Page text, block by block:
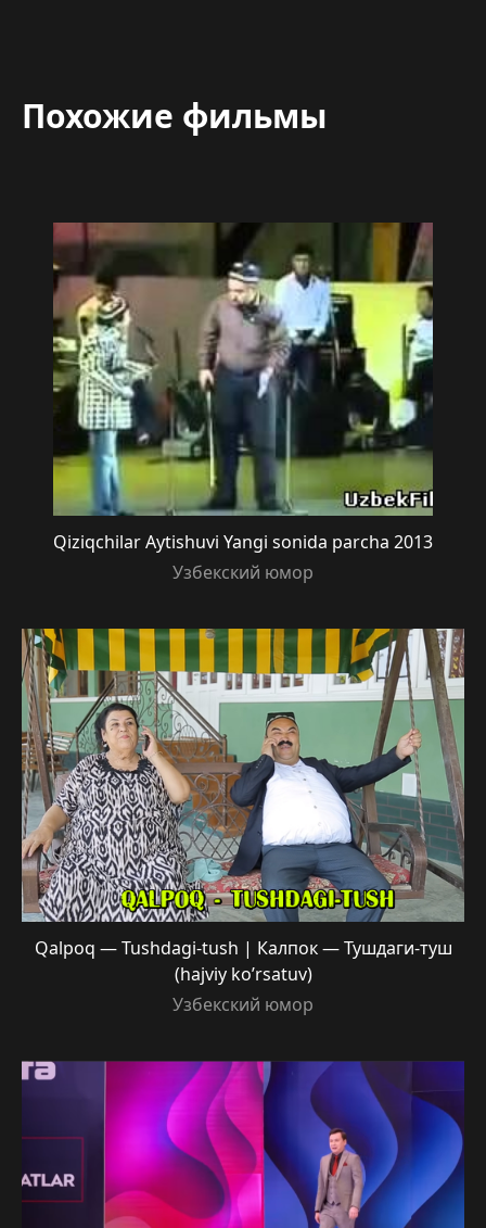
Похожие фильмы
Qiziqchilar Aytishuvi Yangi sonida parcha 2013
Узбекский юмор
Qalpoq — Tushdagi-tush | Калпок — Тушдаги-туш
(hajviy ko’rsatuv)
Узбекский юмор